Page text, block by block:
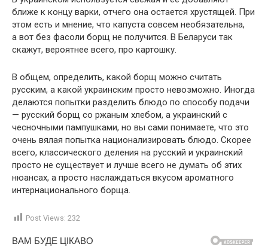
ближе к концу варки, отчего она остается хрустящей. При
этом есть и мнение, что капуста совсем необязательна,
а вот без фасоли борщ не получится. В Беларуси так
скажут, вероятнее всего, про картошку.
В общем, определить, какой борщ можно считать
русским, а какой украинским просто невозможно. Иногда
делаются попытки разделить блюдо по способу подачи
— русский борщ со ржаным хлебом, а украинский с
чесночными пампушками, но вы сами понимаете, что это
очень вялая попытка национализировать блюдо. Скорее
всего, классического деления на русский и украинский
просто не существует и лучше всего не думать об этих
нюансах, а просто наслаждаться вкусом ароматного
интернационального борща.
Post Views: 232